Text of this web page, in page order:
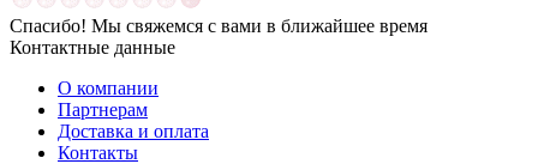
Спасибо! Мы свяжемся с вами в ближайшее время
Контактные данные
О компании
Партнерам
Доставка и оплата
Контакты